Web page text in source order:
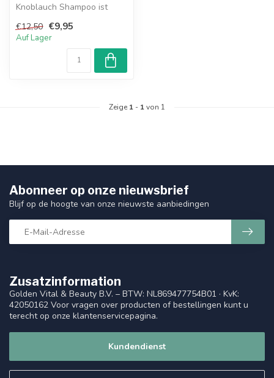
Knoblauch Shampoo ist
Durch das 100...
€12,50 €9,95
Auf Lager
Zeige 1 - 1von 1
Zusatzinformation
Golden Vital & Beauty B.V. – BTW: NL869477754B01 · KvK:
42050162 Voor vragen over producten of bestellingen kunt u
terecht op onze klantenservicepagina.
Kundendienst
Abonneer op onze nieuwsbrief
Blijf op de hoogte van onze nieuwste aanbiedingen